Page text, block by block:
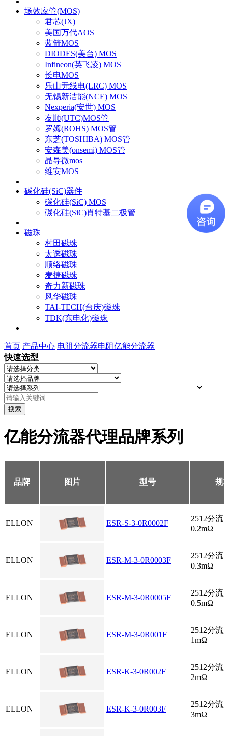
场效应管(MOS)
君芯(JX)
美国万代AOS
蓝箭MOS
DIODES(美台) MOS
Infineon(英飞凌) MOS
长电MOS
乐山无线电(LRC) MOS
无锡新洁能(NCE) MOS
Nexperia(安世) MOS
友顺(UTC)MOS管
罗姆(ROHS) MOS管
东芝(TOSHIBA) MOS管
安森美(onsemi) MOS管
晶导微mos
维安MOS
碳化硅(SiC)器件
碳化硅(SiC) MOS
碳化硅(SiC)肖特基二极管
磁珠
村田磁珠
太诱磁珠
顺络磁珠
麦捷磁珠
奇力新磁珠
风华磁珠
TAI-TECH(台庆)磁珠
TDK(东电化)磁珠
首页 产品中心 电阻分流器电阻亿能分流器
快速选型
搜索
亿能分流器代理品牌系列
品牌 图片 型号 规
ELLON ESR-S-3-0R0002F
2512分流
0.2mΩ
ELLON ESR-M-3-0R0003F
2512分流
0.3mΩ
ELLON ESR-M-3-0R0005F
2512分流
0.5mΩ
ELLON ESR-M-3-0R001F
2512分流
1mΩ
ELLON ESR-K-3-0R002F
2512分流
2mΩ
ELLON ESR-K-3-0R003F
2512分流
3mΩ